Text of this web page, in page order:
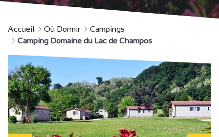
Accueil Où Dormir
Campings
Camping Domaine du Lac de Champos